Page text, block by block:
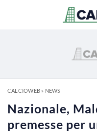
CALCIOWEB» NEWS
Nazionale,
premesse per